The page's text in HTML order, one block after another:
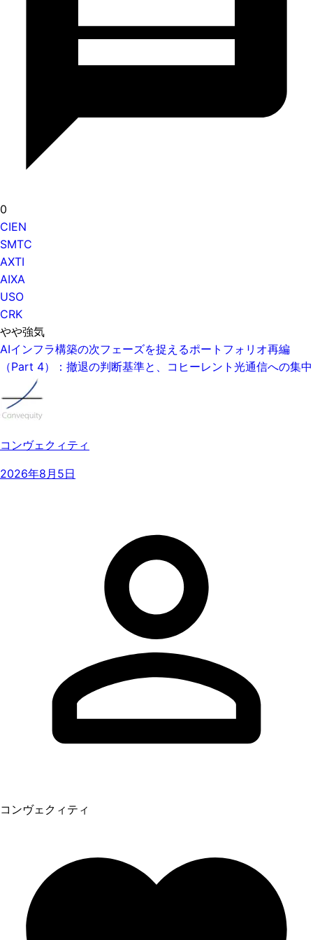
0
CIEN
SMTC
AXTI
AIXA
USO
CRK
やや強気
AIインフラ構築の次フェーズを捉えるポートフォリオ再編
（Part 4）：撤退の判断基準と、コヒーレント光通信への集中
コンヴェクィティ
2026年8月5日
コンヴェクィティ